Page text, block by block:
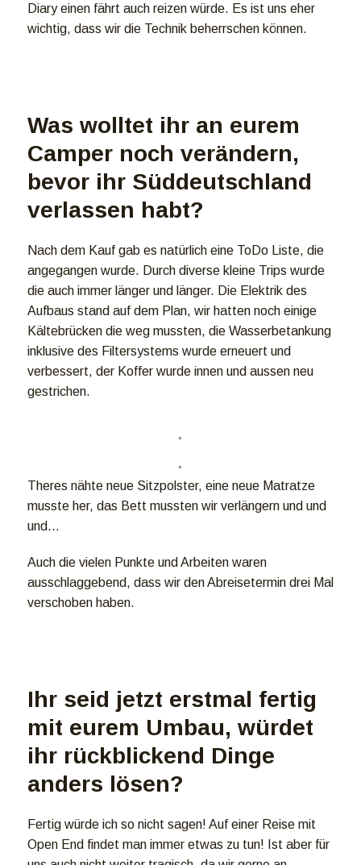
Diary einen fährt auch reizen würde. Es ist uns eher
wichtig, dass wir die Technik beherrschen können.
Was wolltet ihr an eurem
Camper noch verändern,
bevor ihr Süddeutschland
verlassen habt?
Nach dem Kauf gab es natürlich eine ToDo Liste, die
angegangen wurde. Durch diverse kleine Trips wurde
die auch immer länger und länger. Die Elektrik des
Aufbaus stand auf dem Plan, wir hatten noch einige
Kältebrücken die weg mussten, die Wasserbetankung
inklusive des Filtersystems wurde erneuert und
verbessert, der Koffer wurde innen und aussen neu
gestrichen.
Theres nähte neue Sitzpolster, eine neue Matratze
musste her, das Bett mussten wir verlängern und und
und…
Auch die vielen Punkte und Arbeiten waren
ausschlaggebend, dass wir den Abreisetermin drei Mal
verschoben haben.
Ihr seid jetzt erstmal fertig
mit eurem Umbau, würdet
ihr rückblickend Dinge
anders lösen?
Fertig würde ich so nicht sagen! Auf einer Reise mit
Open End findet man immer etwas zu tun! Ist aber für